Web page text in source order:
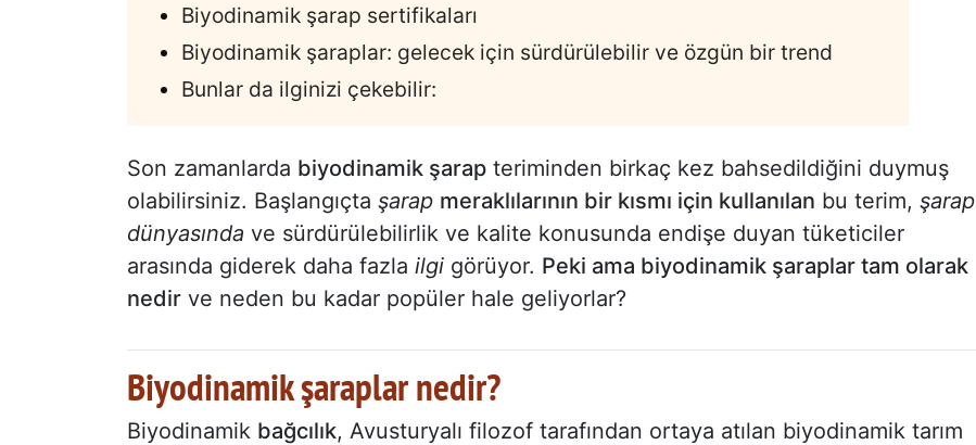
Biyodinamik şarap sertifikaları
Biyodinamik şaraplar: gelecek için sürdürülebilir ve özgün bir trend
Bunlar da ilginizi çekebilir:
Son zamanlarda biyodinamik şarap teriminden birkaç kez bahsedildiğini duymuş
olabilirsiniz. Başlangıçta şarap meraklılarının bir kısmı için kullanılan bu terim, şarap
dünyasında ve sürdürülebilirlik ve kalite konusunda endişe duyan tüketiciler
arasında giderek daha fazla ilgi görüyor. Peki ama biyodinamik şaraplar tam olarak
nedir ve neden bu kadar popüler hale geliyorlar?
Biyodinamik şaraplar nedir?
Biyodinamik bağcılık, Avusturyalı filozof tarafından ortaya atılan biyodinamik tarım